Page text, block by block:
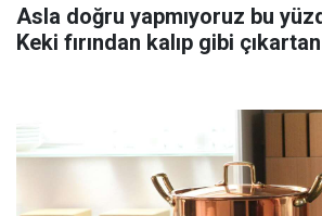
Asla doğru yapmıyoruz bu
Keki fırından kalıp gibi